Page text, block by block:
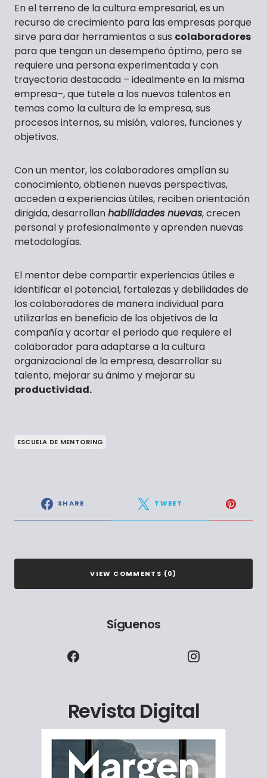
En el terreno de la cultura empresarial, es un
recurso de crecimiento para las empresas porque
sirve para dar herramientas a sus colaboradores
para que tengan un desempeño óptimo, pero se
requiere una persona experimentada y con
trayectoria destacada – idealmente en la misma
empresa–, que tutele a los nuevos talentos en
temas como la cultura de la empresa, sus
procesos internos, su misión, valores, funciones y
objetivos.
Con un mentor, los colaboradores amplían su
conocimiento, obtienen nuevas perspectivas,
acceden a experiencias útiles, reciben orientación
dirigida, desarrollanhabilidades nuevas, crecen
personal y profesionalmente y aprenden nuevas
metodologías.
El mentor debe compartir experiencias útiles e
identificar el potencial, fortalezas y debilidades de
los colaboradores de manera individual para
utilizarlas en beneficio de los objetivos de la
compañía y acortar el periodo que requiere el
colaborador para adaptarse a la cultura
organizacional de la empresa, desarrollar su
talento, mejorar su ánimo y mejorar su
productividad.
ESCUELA DE MENTORING
SHARE TWEET
VIEW COMMENTS (0)
Síguenos
Revista Digital